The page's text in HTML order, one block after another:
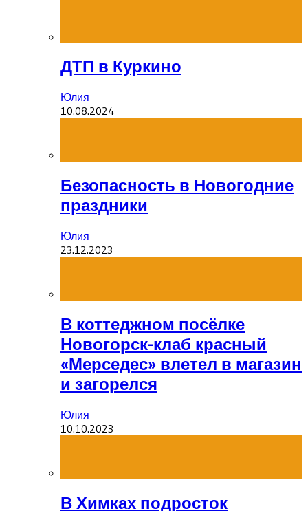
ДТП в Куркино
Юлия
10.08.2024
Безопасность в Новогодние
праздники
Юлия
23.12.2023
В коттеджном посёлке
Новогорск-клаб красный
«Мерседес» влетел в магазин
и загорелся
Юлия
10.10.2023
В Химках подросток